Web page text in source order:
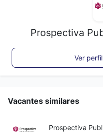
Prospectiva
Ver
Vacantes similares
Prospectiva